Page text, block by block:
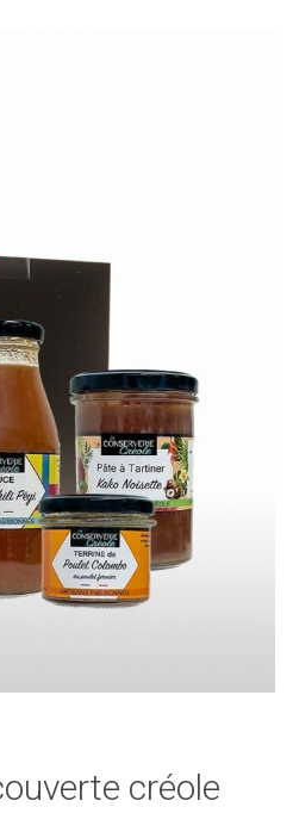
créole